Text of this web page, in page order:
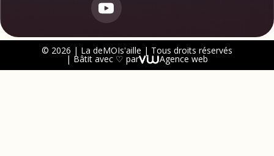
© 2026 | La deMOIs'aille | Tous droits réservés
| Bâtit avec ♡ par Agence web